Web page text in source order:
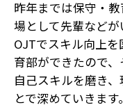
昨年までは保守・
場として先輩など
OJTでスキル向上
育部ができたので
自己スキルを磨き
とで深めていきます。